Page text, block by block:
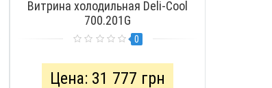
Витрина холодильная Deli-Cool
700.201G
0
Цена: 31 777 грн